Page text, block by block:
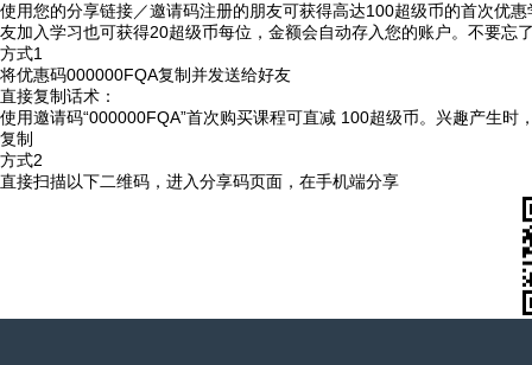
使用您的分享链接／邀请码注册的朋友可获得高达100超级币的首次优
友加入学习也可获得20超级币每位，金额会自动存入您的账户。不要忘
方式1
将优惠码000000FQA复制并发送给好友
直接复制话术：
使用邀请码“000000FQA”首次购买课程可直减 100超级币。兴趣产生时
复制
方式2
直接扫描以下二维码，进入分享码页面，在手机端分享